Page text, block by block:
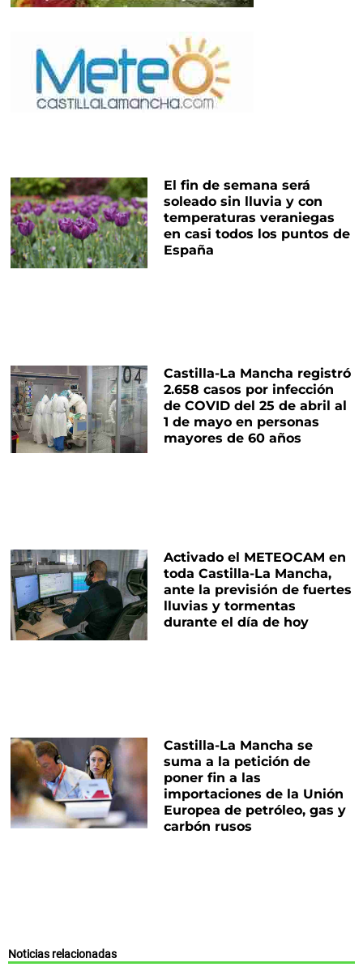
El fin de semana será
soleado sin lluvia y con
temperaturas veraniegas
en casi todos los puntos de
España
Castilla-La Mancha registró
2.658 casos por infección
de COVID del 25 de abril al
1 de mayo en personas
mayores de 60 años
Activado el METEOCAM en
toda Castilla-La Mancha,
ante la previsión de fuertes
lluvias y tormentas
durante el día de hoy
Castilla-La Mancha se
suma a la petición de
poner fin a las
importaciones de la Unión
Europea de petróleo, gas y
carbón rusos
Noticias relacionadas